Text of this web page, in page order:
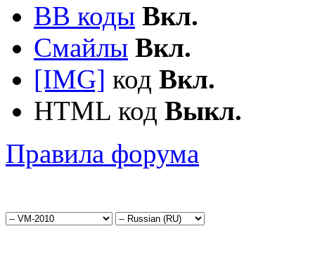
BB коды Вкл.
Смайлы Вкл.
[IMG] код Вкл.
HTML код Выкл.
Правила форума